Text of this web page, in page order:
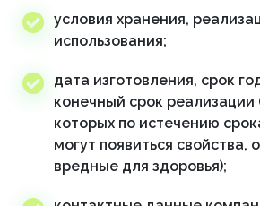
условия хранения,
использования;
дата изготовления, срок
конечный срок реализации
которых по истечению
могут появиться свойства,
вредные для здоровья);